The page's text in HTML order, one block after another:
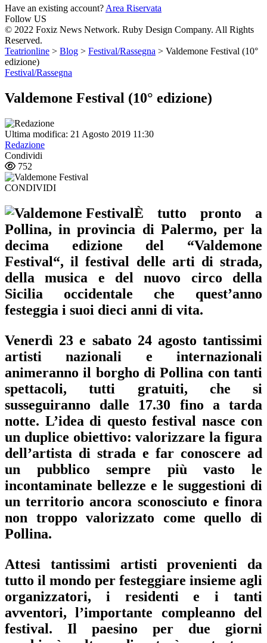
Have an existing account? Area Riservata
Follow US
© 2022 Foxiz News Network. Ruby Design Company. All Rights
Reserved.
Teatrionline > Blog > Festival/Rassegna > Valdemone Festival (10°
edizione)
Festival/Rassegna
Valdemone Festival (10° edizione)
Ultima modifica: 21 Agosto 2019 11:30
Redazione
Condividi
752
CONDIVIDI
È tutto pronto a
Pollina, in provincia di Palermo, per la
decima edizione del “Valdemone
Festival“, il festival delle arti di strada,
della musica e del nuovo circo della
Sicilia occidentale che quest’anno
festeggia i suoi dieci anni di vita.
Venerdì 23 e sabato 24 agosto tantissimi
artisti nazionali e internazionali
animeranno il borgho di Pollina con tanti
spettacoli, tutti gratuiti, che si
susseguiranno dalle 17.30 fino a tarda
notte. L’idea di questo festival nasce con
un duplice obiettivo: valorizzare la figura
dell’artista di strada e far conoscere ad
un pubblico sempre più vasto le
incontaminate bellezze e le suggestioni di
un territorio ancora sconosciuto e finora
non troppo valorizzato come quello di
Pollina.
Attesi tantissimi artisti provenienti da
tutto il mondo per festeggiare insieme agli
organizzatori, i residenti e i tanti
avventori, l’importante compleanno del
festival. Il paesino per due giorni